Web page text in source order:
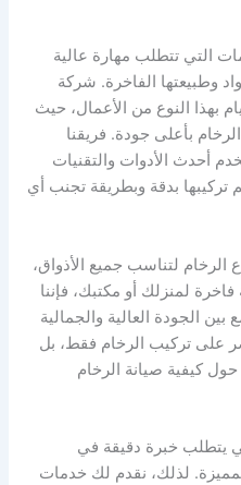
التي تتطلب مهارة عالية
وطبيعتها الفاخرة. شركة
بهذا النوع من الأعمال، حيث
بأعلى جودة. فريقنا
أحدث الأدوات والتقنيات
بدقة وبطريقة تجنب أي
لتناسب جميع الأذواق،
لمنزلك أو مكتبك، فإننا
الجودة العالية والجمالية
على تركيب الرخام فقط، بل
كيفية صيانة الرخام
يتطلب خبرة دقيقة في
لذلك، نقدم لك خدمات